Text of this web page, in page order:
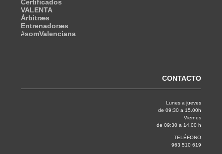
Certificados
VALENTA
Árbitræs
Entrenadoræs
#somValenciana
CONTACTO
Lunes a jueves
de 09:30 a 15.00h
Viernes
de 09:30 a 14.00 h
TELÉFONO
963 510 619